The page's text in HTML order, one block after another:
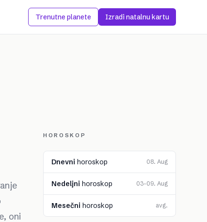
Trenutne planete Izradi natalnu kartu
oni
HOROSKOP
Dnevni horoskop 08. Aug
Nedeljni horoskop 03–09. Aug
Mesečni horoskop avg.